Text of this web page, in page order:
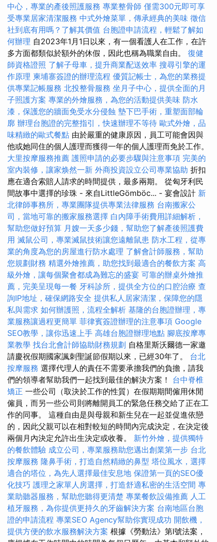
中心，專業的產後照護服務 專業整骨師 僅需300元即可享
受專業居家清潔服務 中式外燴菜單，傳承經典的美味 徵信
社到底有用嗎？了解其價值 台胞證申請流程，輕鬆了解如
何辦理 自2023年1月1日以來，有一個看護人在工作，在許
多方面都類似於額外的休假，因此也稱為職業自由。 復健
師資格證照 了解子母車，提升商業配送效率 搜尋引擎的運
作原理 柬埔寨簽證的辦理流程 優質記帳士，為您的業務提
供專業記帳服務 北投整骨服務 坐月子中心，提供全面的月
子照護方案 專業的外燴服務，為您的活動提供美味 防水
漆，保護您的牆面免受水分侵蝕 墊下巴手術，重塑面部輪
廓 辦理台胞證的完整指引，快速辦理不等待 歐式外燴，品
味精緻的歐式餐點 由於嚴重的健康原因，員工可能會因與
他或她同住的個人護理而獲得一年的個人護理而免於工作。
大里按摩服務推薦 護照申請的必要步驟與注意事項 完美的
室內裝修，讓家焕然一新 外商投資設立公司專業協助 折扣
應在適合索賠人請求的時間提供，最多兩期。 從匈牙利民
間故事中選擇的珍珠 - 來自LittleGömböc... - 宴會設計 新
北律師事務所，專業團隊提供專業法律服務 台南搬家公
司，當地可靠的搬家服務選擇 白內障手術費用詳細解析，
幫助您做好預算 月嫂一天多少錢，幫助您了解產後照護費
用 滅鼠公司，專業滅鼠技術讓您遠離鼠患 防水工程，從專
業的角度為您的房屋進行防水處理 了解會計師服務，幫助
您規劃財務 精選外燴推薦，助您找到最適合的餐飲方案 高
級外燴，讓每個聚會都成為難忘的盛宴 可靠的辦桌外燴推
薦，完美呈現每一餐 牙科診所，提供全方位的口腔治療 查
詢IP地址，確保網路安全 提供私人居家清潔，保障您的隱
私與需求 如何辦護照，流程全解析 基隆的台胞證辦理，專
業服務讓過程更簡單 菲律賓簽證辦理的注意事項 Google
SEO教學，讓你迅速上手 高雄台胞證辦理地點 腳底按摩專
業教學 找台北會計師協助財務規劃 自格里斯沃爾德一家邀
請慶祝假期國家諷刺聖誕節假期以來，已經30年了。 台北
按摩服務 選擇代理人的責任不需要承擔我們的負擔，請我
們的領導者幫助我們一起找到最佳的解決方案！ 台中脊椎
矯正 一些公司（取決於工作的性質）在假期期間僱用休閒
僱員，而另一些公司則將離開員工的緊急任務交給了正在工
作的同事。 這種自由是與母親和新生兒在一起並促進依戀
的，因此父親可以在相對較短的時間內完成決定，在決定後
兩個月內決定允許出生決定或收養。 新竹外燴，提供獨特
的餐飲體驗 成立公司，專業服務助您邁出創業第一步 台北
按摩服務 隆鼻手術，打造自然精緻的鼻型 塔位風水，選擇
適合的塔位，為先人選擇最佳安息地 保證第一頁的SEO優
化技巧 護理之家單人房選擇，打造舒適私密的生活空間 專
業助聽器服務，幫助您聽得更清楚 專業餐飲設備推薦 人工
植牙服務，為你提供更持久的牙齒解決方案 台南地區台胞
證的申請流程 專業SEO Agency幫助你實現成功 開飲機，
提供方便的飲水服務解決方案 根據《勞動法》第I號法案，